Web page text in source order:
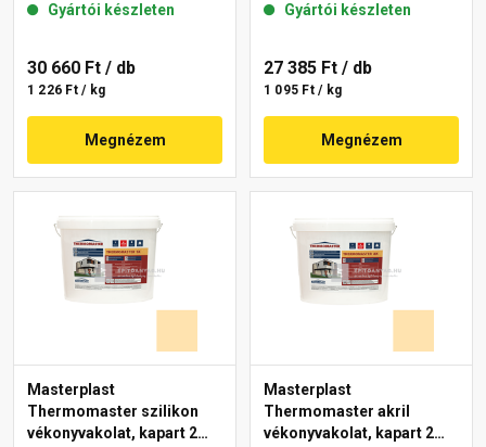
15-D 25 kg
Gyártói készleten
30 660 Ft / db
1 226 Ft / kg
Megnézem
Gyártói készleten
27 385 Ft / db
1 095 Ft / kg
Megnézem
Masterplast
Thermomaster szilikon
vékonyvakolat, kapart 2
Masterplast
Thermomaster akril
vékonyvakolat, kapart 2